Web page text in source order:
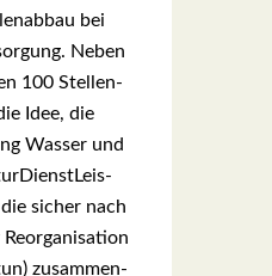
bei
Neben
100 Stel­len­
Idee, die
Was­ser und
sicher nach
zusam­men­